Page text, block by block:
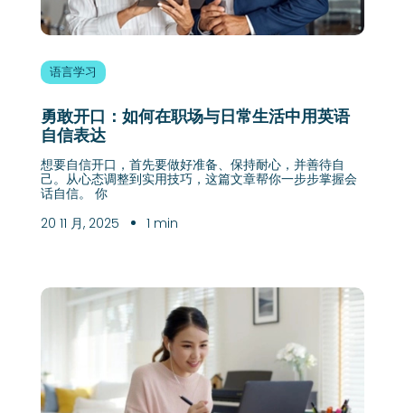
语言学习
勇敢开口：如何在职场与日常生活中用英语
自信表达
想要自信开口，首先要做好准备、保持耐心，并善待自
己。从心态调整到实用技巧，这篇文章帮你一步步掌握会
话自信。 你
20 11 月, 2025
1 min